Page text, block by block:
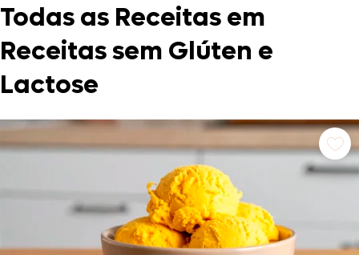
Todas as Receitas em
Receitas sem Glúten e
Lactose